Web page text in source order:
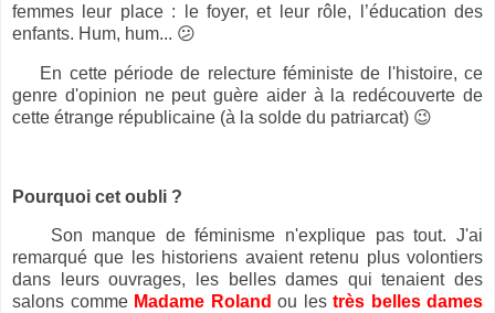
femmes leur place : le foyer, et leur rôle, l’éducation des
enfants. Hum, hum... 😕
En cette période de relecture féministe de l'histoire, ce
genre d'opinion ne peut guère aider à la redécouverte de
cette étrange républicaine (à la solde du patriarcat) 😉
Pourquoi cet oubli ?
Son manque de féminisme n'explique pas tout. J'ai
remarqué que les historiens avaient retenu plus volontiers
dans leurs ouvrages, les belles dames qui tenaient des
salons comme Madame Roland ou les très belles dames